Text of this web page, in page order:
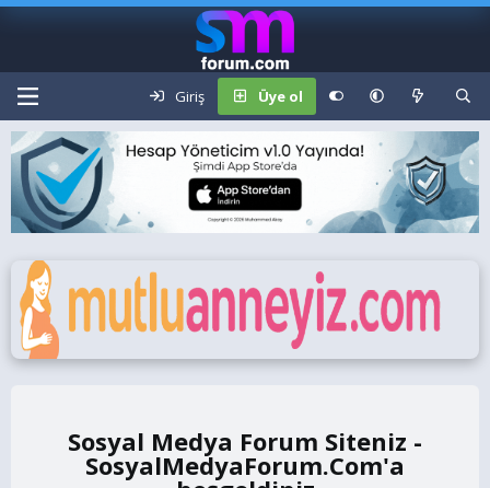
Giriş Üye ol
Sosyal Medya Forum Siteniz -
SosyalMedyaForum.Com